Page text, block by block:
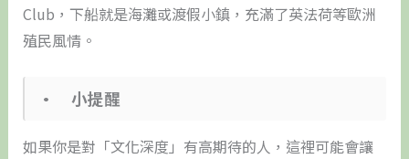
Club，下船就是海灘或渡假小鎮，充滿了英法荷等歐洲
殖民風情。
• 小提醒
如果你是對「文化深度」有高期待的人，這裡可能會讓